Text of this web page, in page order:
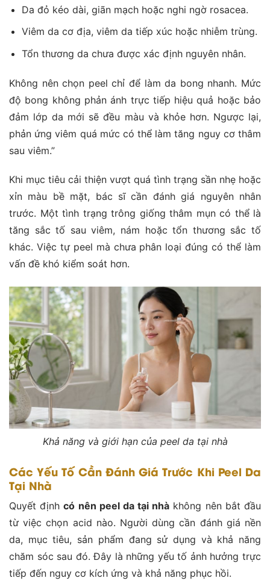
Da đỏ kéo dài, giãn mạch hoặc nghi ngờ rosacea.
Viêm da cơ địa, viêm da tiếp xúc hoặc nhiễm trùng.
Tổn thương da chưa được xác định nguyên nhân.
Không nên chọn peel chỉ để làm da bong nhanh. Mức
độ bong không phản ánh trực tiếp hiệu quả hoặc bảo
đảm lớp da mới sẽ đều màu và khỏe hơn. Ngược lại,
phản ứng viêm quá mức có thể làm tăng nguy cơ thâm
sau viêm.”
Khi mục tiêu cải thiện vượt quá tình trạng sần nhẹ hoặc
xỉn màu bề mặt, bác sĩ cần đánh giá nguyên nhân
trước. Một tình trạng trông giống thâm mụn có thể là
tăng sắc tố sau viêm, nám hoặc tổn thương sắc tố
khác. Việc tự peel mà chưa phân loại đúng có thể làm
vấn đề khó kiểm soát hơn.
Khả năng và giới hạn của peel da tại nhà
Các Yếu Tố Cần Đánh Giá Trước Khi Peel Da
Tại Nhà
Quyết địnhcó nên peel da tại nhà không nên bắt đầu
từ việc chọn acid nào. Người dùng cần đánh giá nền
da, mục tiêu, sản phẩm đang sử dụng và khả năng
chăm sóc sau đó. Đây là những yếu tố ảnh hưởng trực
tiếp đến nguy cơ kích ứng và khả năng phục hồi.